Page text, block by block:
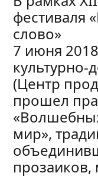
фестиваля
слово»
7 июня
культурно-
(Центр
прошел
мир»,
прозаиков,